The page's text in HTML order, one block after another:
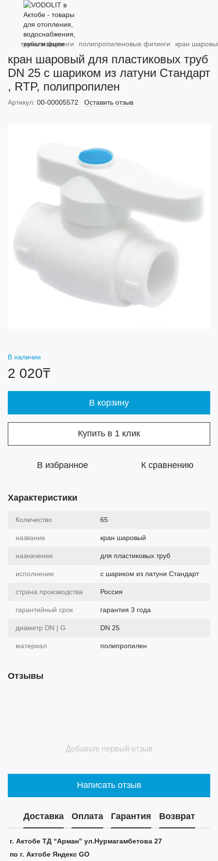
трубы и фитинги полипропиленовые фитинги кран
кран шаровый для пластиковых труб
DN 25 с шариком из латуни Стандарт
, RTP, полипропилен
Артикул: 00-00005572 Оставить отзыв
В наличии
2 020₸
В корзину
Купить в 1 клик
В избранное К сравнению
Характеристики
Количество 65
название кран шаровый
назначение для пластиковых труб
исполнение с шариком из латуни Стандарт
страна производства Россия
гарантийный срок гарантия 3 года
диаметр DN | G DN 25
материал полипропилен
Отзывы
Добавьте первый отзыв
Написать отзыв
Доставка Оплата Гарантия Возврат
г. Актобе ТД “Арман” ул.Нурмагамбетова 27
по г. Актобе Яндекс GO